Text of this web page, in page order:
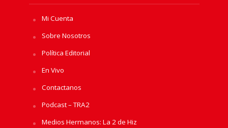
Mi Cuenta
Sobre Nosotros
Política Editorial
En Vivo
Contactanos
Podcast – TRA2
Medios Hermanos: La 2 de Hiz